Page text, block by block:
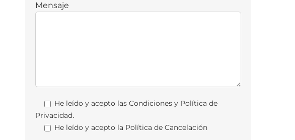
Mensaje
He leído y acepto las Condiciones y Política de
Privacidad.
He leído y acepto la Política de Cancelación